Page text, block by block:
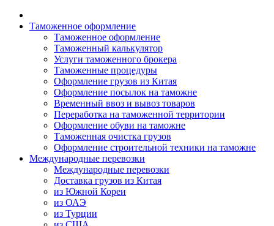
Таможенное оформление
Таможенное оформление
Таможенный калькулятор
Услуги таможенного брокера
Таможенные процедуры
Оформление грузов из Китая
Оформление посылок на таможне
Временный ввоз и вывоз товаров
Переработка на таможенной территории
Оформление обуви на таможне
Таможенная очистка грузов
Оформление строительной техники на таможне
Международные перевозки
Международные перевозки
Доставка грузов из Китая
из Южной Кореи
из ОАЭ
из Турции